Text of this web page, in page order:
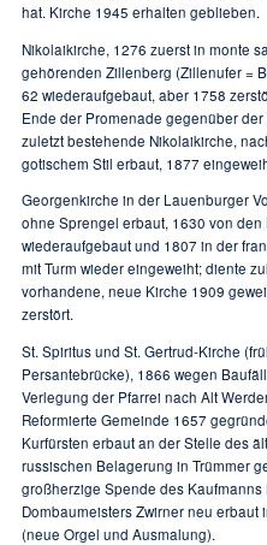
hat. Kirche 1945 erhalten geblieben.
Nikolaikirche, 1276 zuerst in monte
gehörenden Zillenberg (Zillenufer =
62 wiederaufgebaut, aber 1758
Ende der Promenade gegenüber
zuletzt bestehende Nikolaikirche,
gotischem Stil erbaut, 1877
Georgenkirche in der Lauenburger
ohne Sprengel erbaut, 1630 von
wiederaufgebaut und 1807 in der
mit Turm wieder eingeweiht; diente
vorhandene, neue Kirche 1909
zerstört.
St. Spiritus und St. Gertrud-Kirche
Persantebrücke), 1866 wegen
Verlegung der Pfarrei nach Alt
Reformierte Gemeinde 1657
Kurfürsten erbaut an der Stelle des
russischen Belagerung in Trümmer
großherzige Spende des
Dombaumeisters Zwirner neu
(neue Orgel und Ausmalung).